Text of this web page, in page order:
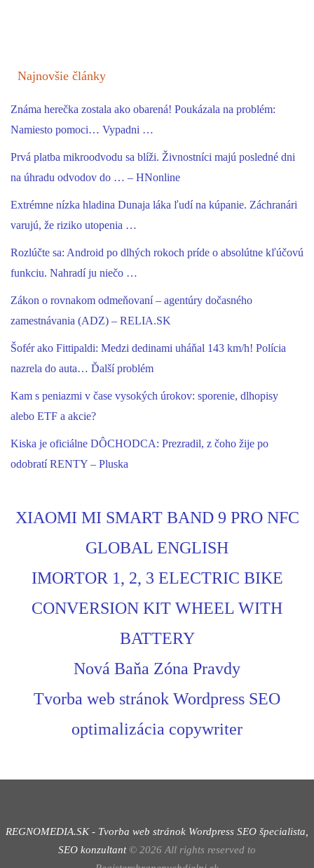
Najnovšie články
Známa herečka zostala ako obarená! Poukázala na problém:
Namiesto pomoci… Vypadni …
Prvá platba mikroodvodu sa blíži. Živnostníci majú posledné dni
na úhradu odvodov do … – HNonline
Extrémne nízka hladina Dunaja láka ľudí na kúpanie. Záchranári
varujú, že riziko utopenia …
Rozlúčte sa: Android po dlhých rokoch príde o absolútne kľúčovú
funkciu. Nahradí ju niečo …
Zákon o rovnakom odmeňovaní – agentúry dočasného
zamestnávania (ADZ) – RELIA.SK
Šofér ako Fittipaldi: Medzi dedinami uháňal 143 km/h! Polícia
nazrela do auta… Ďalší problém
Kam s peniazmi v čase vysokých úrokov: sporenie, dlhopisy
alebo ETF a akcie?
Kiska je oficiálne DÔCHODCA: Prezradil, z čoho žije po
odobratí RENTY – Pluska
XIAOMI MI SMART BAND 9 PRO NFC
GLOBAL ENGLISH
IMORTOR 1, 2, 3 ELECTRIC BIKE
CONVERSION KIT WHEEL WITH
BATTERY
Nová Baňa Zóna Pravdy
Tvorba web stránok Wordpress SEO
optimalizácia copywriter
REGNOMEDIA.SK - Tvorba web stránok Wordpress SEO špecialista,
SEO konzultant© 2026 All rights reserved to